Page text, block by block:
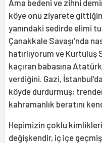
Ama bedeni ve zihni
köye onu ziyarete
yanındaki sedirde elimi
Çanakkale Savaşı’nda
hatırlıyorum ve Kurtuluş
kaçıran babasına
verdiğini. Gazi,
köyde durdurmuş;
kahramanlık beratını
Hepimizin çoklu kimlikleri
değişkendir, iç içe